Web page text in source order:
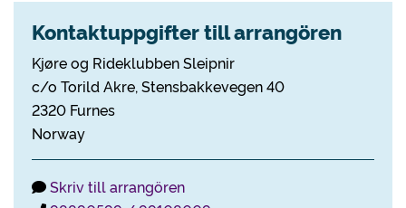
Kontaktuppgifter till arrangören
Kjøre og Rideklubben Sleipnir
c/o Torild Akre, Stensbakkevegen 40
2320 Furnes
Norway
Skriv till arrangören